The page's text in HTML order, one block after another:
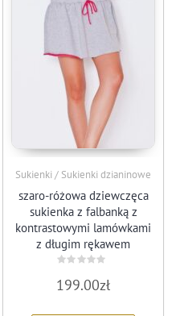
Sukienki / Sukienki dzianinowe
szaro-różowa dziewczęca
sukienka z falbanką z
kontrastowymi lamówkami
z długim rękawem
0
na
199.00zł